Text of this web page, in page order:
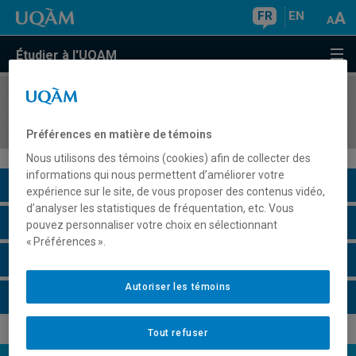
FR EN
Étudier à l'UQAM
COURS//
Description du cours
Horaire - Été 2026
Préférences en matière de témoins
Nous utilisons des témoins (cookies) afin de collecter des
informations qui nous permettent d’améliorer votre
expérience sur le site, de vous proposer des contenus vidéo,
d’analyser les statistiques de fréquentation, etc. Vous
pouvez personnaliser votre choix en sélectionnant
« Préférences ».
Tout refuser
Autoriser les témoins